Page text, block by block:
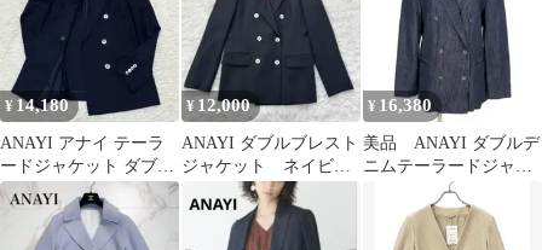
¥ 14,180
ANAYI アナイ テーラ
ードジャケット ダブル
ブレスト 極美品 ウール
38
¥ 12,000
ANAYI ダブルブレスト
ジャケット ネイビ
ー 36 テーラード
¥ 16,380
美品 ANAYI ダブルデ
ニムテーラードジャケ
ット 38 インディゴ 無